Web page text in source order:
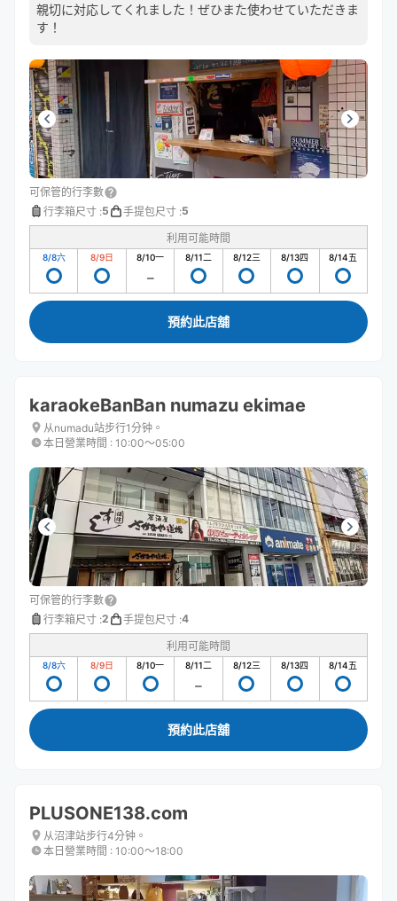
親切に対応してくれました！ぜひまた使わせていただきま
す！
可保管的行李數
行李箱尺寸 :5 手提包尺寸 :5
利用可能時間
8/8六 8/9日 8/10一 8/11二 8/12三 8/13四 8/14五
預約此店舖
karaokeBanBan numazu ekimae
从numadu站步行1分钟。
本日營業時間 : 10:00〜05:00
可保管的行李數
行李箱尺寸 :2 手提包尺寸 :4
利用可能時間
8/8六 8/9日 8/10一 8/11二 8/12三 8/13四 8/14五
預約此店舖
PLUSONE138.com
从沼津站步行4分钟。
本日營業時間 : 10:00〜18:00